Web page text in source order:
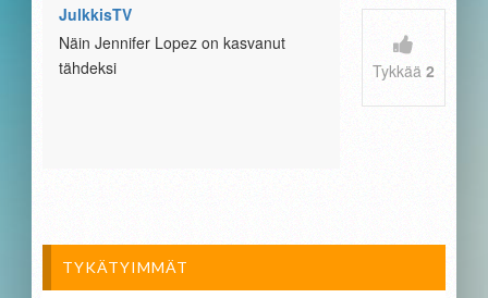
JulkkisTV
Näin Jennifer Lopez on kasvanut
tähdeksi
Tykkää 2
TYKÄTYIMMÄT